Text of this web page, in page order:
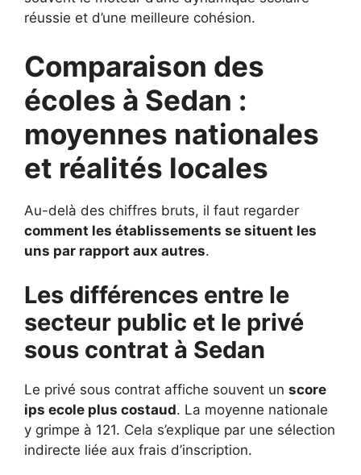
réussie et d’une meilleure cohésion.
Comparaison des
écoles à Sedan :
moyennes nationales
et réalités locales
Au-delà des chiffres bruts, il faut regarder
comment les établissements se situent les
uns par rapport aux autres.
Les différences entre le
secteur public et le privé
sous contrat à Sedan
Le privé sous contrat affiche souvent un score
ips ecole plus costaud. La moyenne nationale
y grimpe à 121. Cela s’explique par une sélection
indirecte liée aux frais d’inscription.